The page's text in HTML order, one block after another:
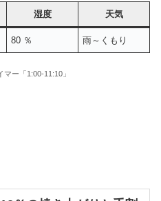
湿度 天気
80 ％ 雨～くもり
ー「1:00-11:10」